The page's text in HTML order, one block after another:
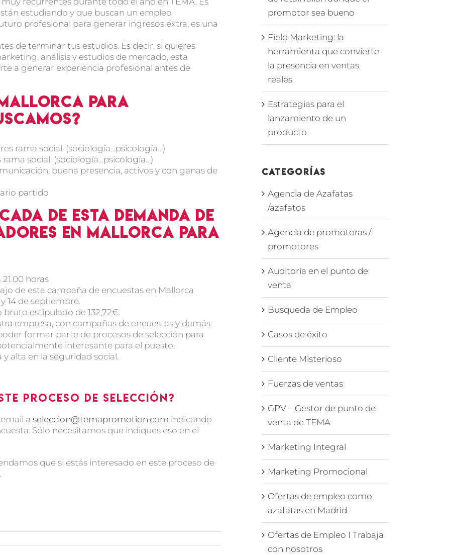
estudiando y que buscan un empleo
profesional para generar ingresos extra, es una
de terminar tus estudios. Es decir, si quieres
análisis y estudios de mercado, esta
a generar experiencia profesional antes de
para
rama social. (sociología…psicología…)
social. (sociología…psicología…)
buena presencia, activos y con ganas de
partido
de esta demanda de
en Mallorca para
21.00 horas
de esta campaña de encuestas en Mallorca
14 de septiembre.
bruto estipulado de 132,72€
empresa, con campañas de encuestas y demás
formar parte de procesos de selección para
interesante para el puesto.
alta en la seguridad social.
proceso de selección?
a seleccion@temapromotion.com indicando
Sólo necesitamos que indiques eso en el
que si estás interesado en este proceso de
promotor sea bueno
Field Marketing: la
herramienta que convierte
la presencia en ventas
reales
Estrategias para el
lanzamiento de un
producto
Categorías
Agencia de Azafatas
/azafatos
Agencia de promotoras /
promotores
Auditoría en el punto de
venta
Busqueda de Empleo
Casos de éxito
Cliente Misterioso
Fuerzas de ventas
GPV – Gestor de punto de
venta de TEMA
Marketing Integral
Marketing Promocional
Ofertas de empleo como
azafatas en Madrid
Ofertas de Empleo I Trabaja
con nosotros